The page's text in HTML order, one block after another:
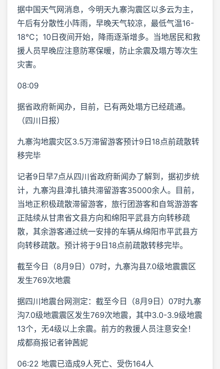
据中国天气网消息，今明天九寨沟震区以多云为主，
午后有分散性小阵雨，早晚天气较凉，最低气温16-
18℃；10日夜间开始，降雨逐渐增多。当地居民和救
援人员早晚应注意防寒保暖，防止余震及塌方等次生
灾害。
08:09
据省政府新闻办，目前，已有两处塌方已经疏通。
（四川日报）
九寨沟地震灾区3.5万滞留游客预计9日18点前疏散转
移完毕
记者9日早7点从四川省政府新闻办了解到，据初步统
计，九寨沟县漳扎镇共滞留游客35000余人。目前，
当地正积极疏散滞留游客，旅行团游客和自驾游游客
正陆续从甘肃省文县方向和绵阳平武县方向转移疏
散，其余游客通过统一安排的车辆从绵阳市平武县方
向转移疏散。预计将于9日18点前疏散转移完毕。
截至今日（8月9日）07时，九寨沟县7.0级地震震区
发生769次地震
据四川地震台网测定：截至今日（8月9日）07时九寨
沟7.0级地震震区发生769次地震，其中3.0-3.9级地震
13个，无4级以上余震。前方的救援人员注意安全！
成都商报记者钟茜妮
06:22 地震已造成9人死亡、受伤164人